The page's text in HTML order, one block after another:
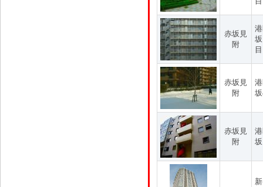
赤坂見
附
目
赤坂見
附
赤坂見
附